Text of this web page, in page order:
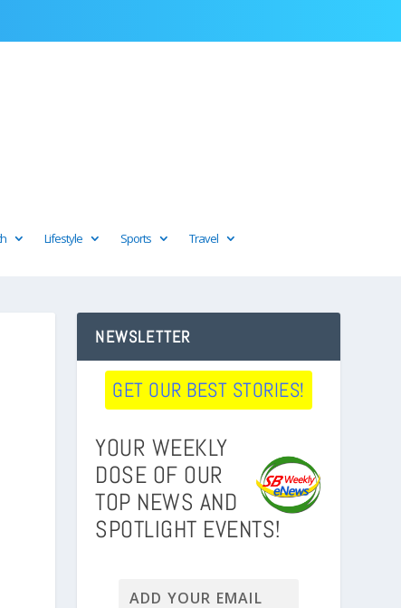
Lifestyle Sports Travel
NEWSLETTER
GET OUR BEST STORIES!
YOUR WEEKLY
DOSE OF OUR
TOP NEWS AND
SPOTLIGHT EVENTS!